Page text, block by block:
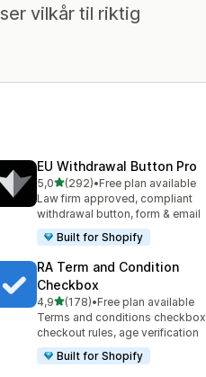
vilkår til riktig
EU Withdrawal Button Pro
5,0av 5 stjerner
(292)
Totalt 292 omtaler
•Free plan available
Law firm approved, compliant
withdrawal button, form & email
Built for Shopify
RA Term and Condition
Checkbox
4,9av 5 stjerner
(178)
Totalt 178 omtaler
•Free plan available
Terms and conditions checkbox
checkout rules, age verification
Built for Shopify